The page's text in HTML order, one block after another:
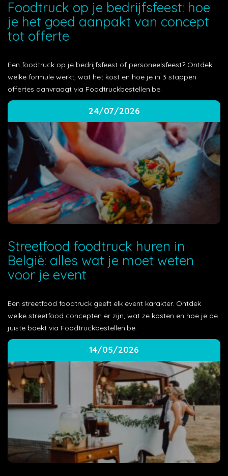
Foodtruck op je bedrijfsfeest: hoe
je het goed aanpakt van concept
tot offerte
Een foodtruck op je bedrijfsfeest of personeelsfeest? Ontdek
welke formule werkt, wat het kost en hoe je in 3 stappen
offertes aanvraagt via Foodtruckbestellen.be.
24/07/2026
Streetfood foodtruck huren in
België: alles wat je moet weten
voor je event
Een streetfood foodtruck geeft elk event karakter. Ontdek
welke streetfood concepten er zijn, wat ze kosten en hoe je de
juiste boekt via Foodtruckbestellen.be.
14/05/2026